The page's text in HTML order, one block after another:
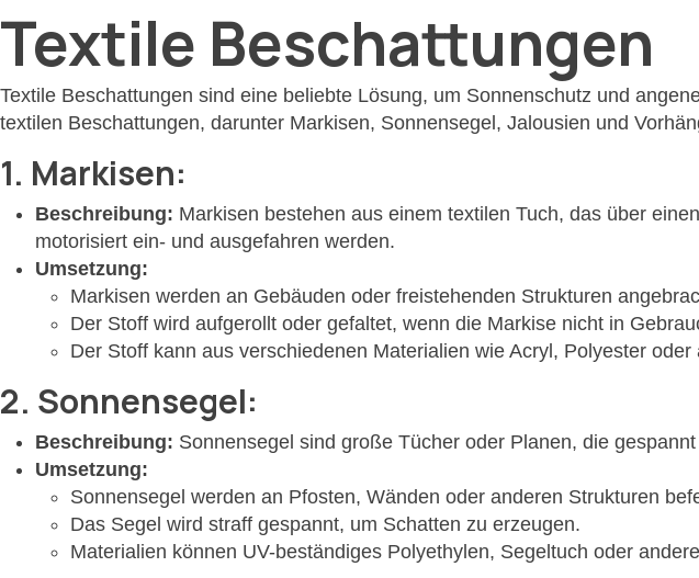
Textile Beschattungen
Textile Beschattungen sind eine beliebte Lösung, um Sonnenschutz und
textilen Beschattungen, darunter Markisen, Sonnensegel, Jalousien und
1. Markisen:
Beschreibung: Markisen bestehen aus einem textilen Tuch, das über
motorisiert ein- und ausgefahren werden.
Umsetzung:
Markisen werden an Gebäuden oder freistehenden Strukturen
Der Stoff wird aufgerollt oder gefaltet, wenn die Markise nicht in
Der Stoff kann aus verschiedenen Materialien wie Acryl, Polyester
2. Sonnensegel:
Beschreibung: Sonnensegel sind große Tücher oder Planen, die
Umsetzung:
Sonnensegel werden an Pfosten, Wänden oder anderen Strukturen
Das Segel wird straff gespannt, um Schatten zu erzeugen.
Materialien können UV-beständiges Polyethylen, Segeltuch oder